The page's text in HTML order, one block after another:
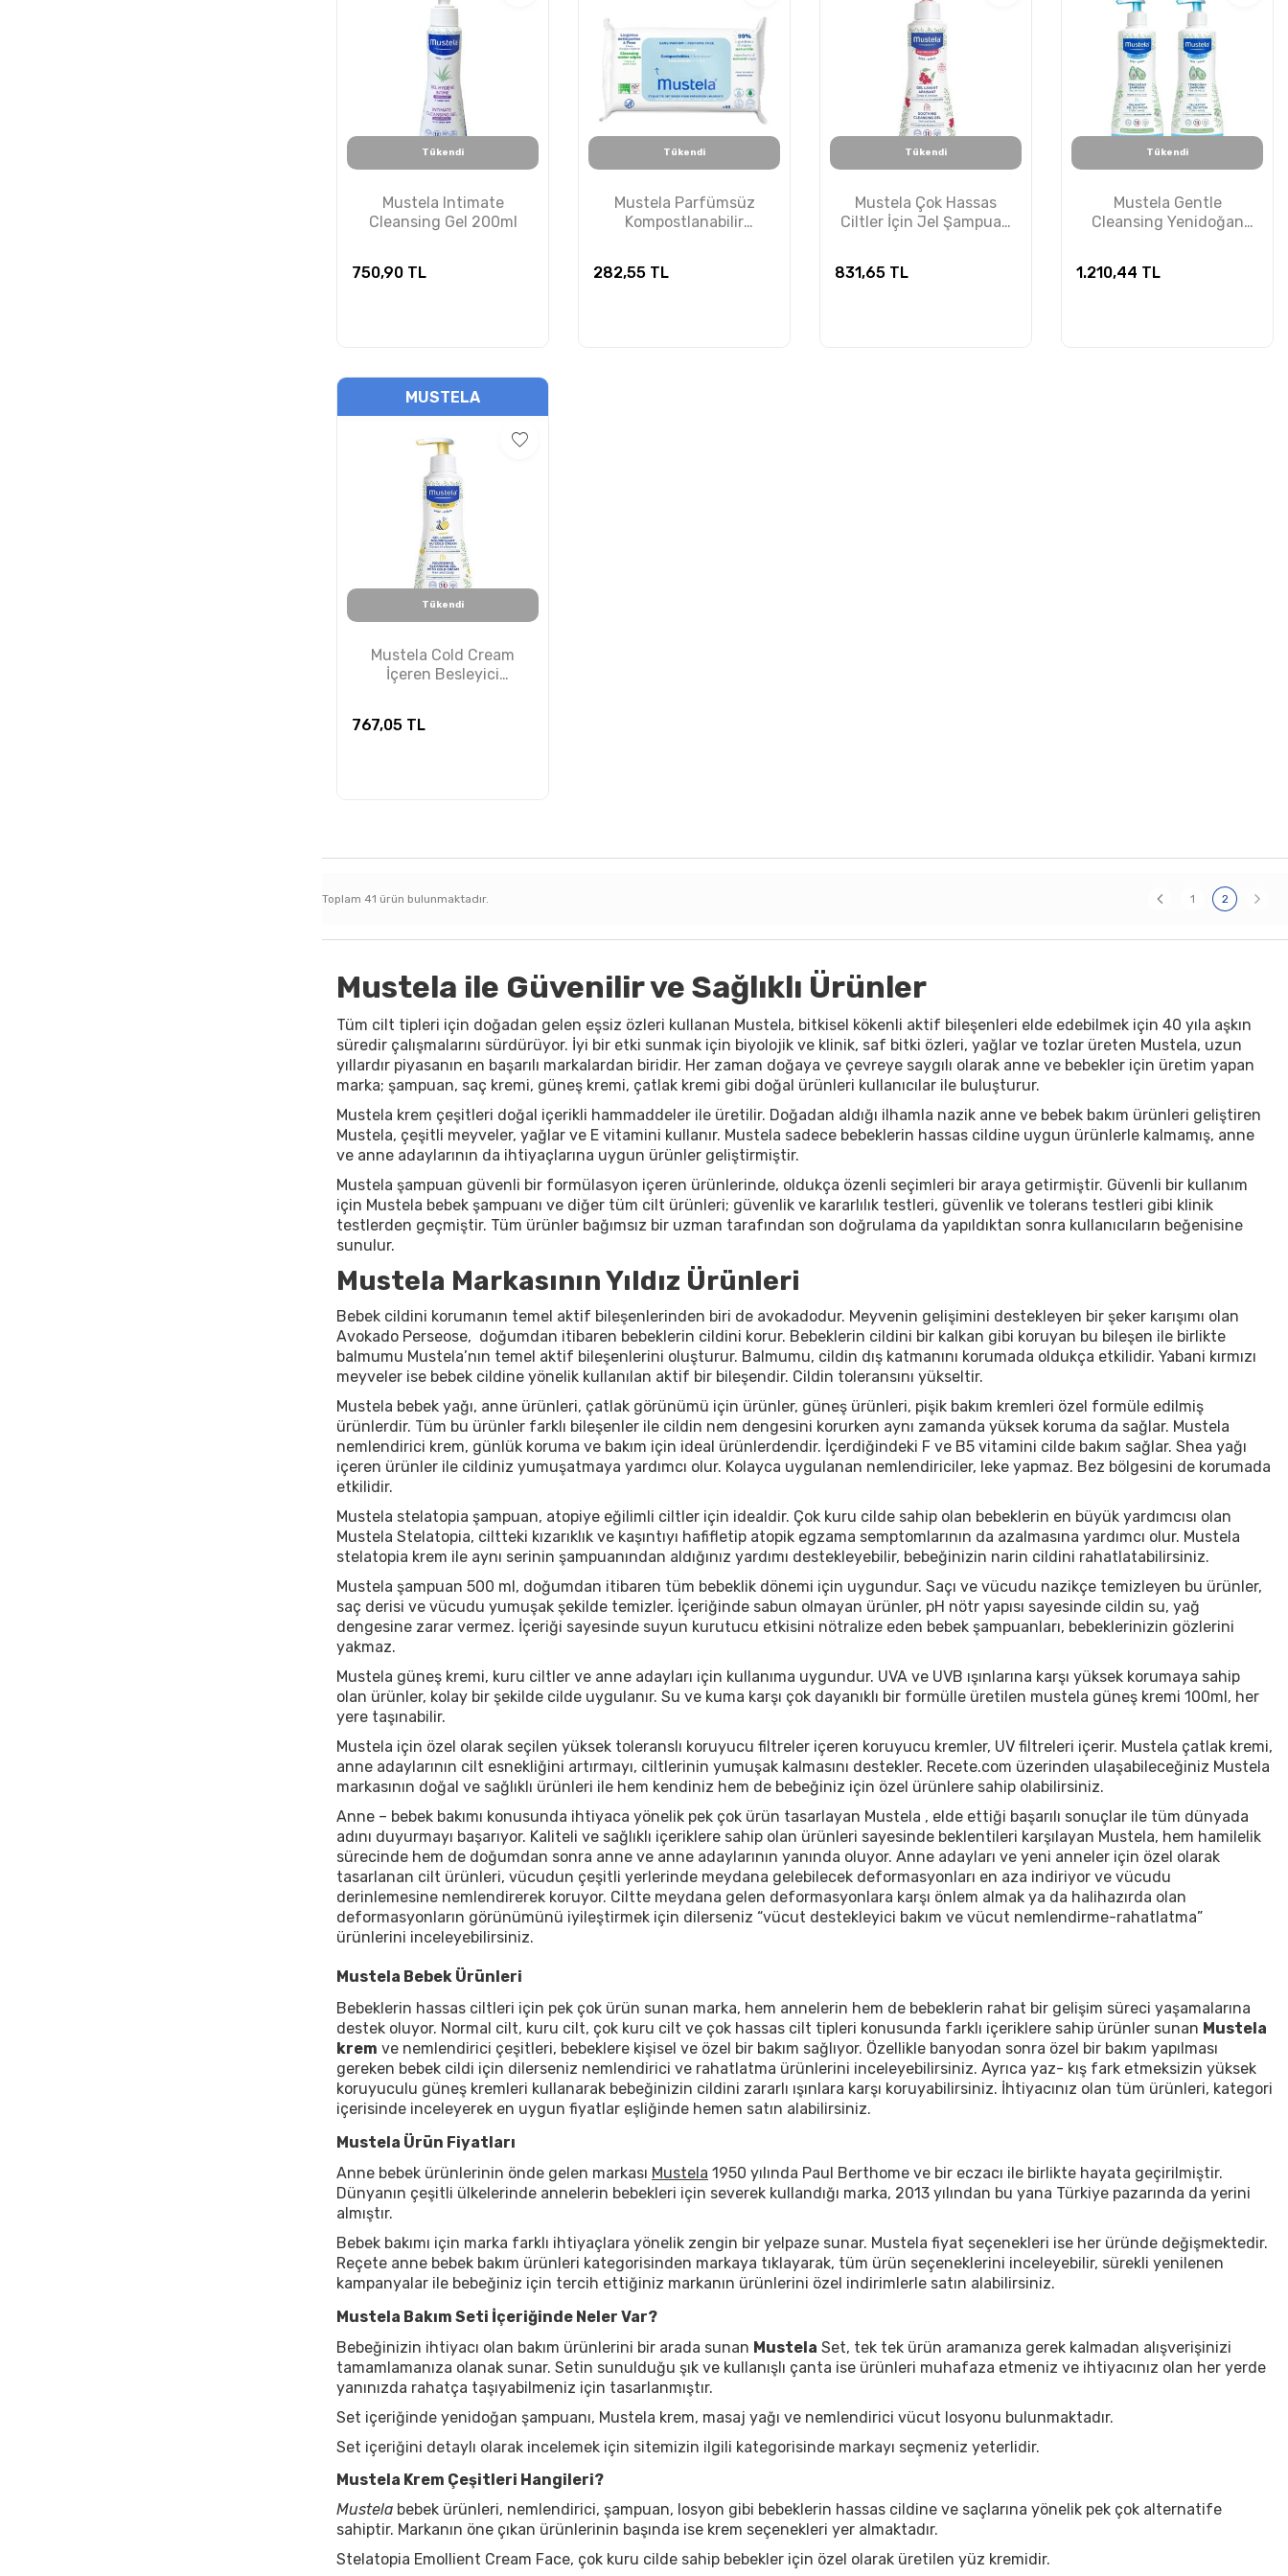
Tükendi
Mustela Intimate
Cleansing Gel 200ml
750,90 TL
Tükendi
Mustela Parfümsüz
Kompostlanabilir
282,55 TL
Tükendi
Mustela Çok Hassas
Ciltler İçin Jel Şampuan
831,65 TL
Tükendi
Mustela Gentle
Cleansing Yenidoğan
1.210,44 TL
MUSTELA
Tükendi
Mustela Cold Cream
İçeren Besleyici
767,05 TL
Toplam 41 ürün bulunmaktadır. 1 2
Mustela ile Güvenilir ve Sağlıklı Ürünler
Tüm cilt tipleri için doğadan gelen eşsiz özleri kullanan Mustela, bitkisel kökenli aktif bileşenleri elde edebilmek için 40 yıla aşkın
süredir çalışmalarını sürdürüyor. İyi bir etki sunmak için biyolojik ve klinik, saf bitki özleri, yağlar ve tozlar üreten Mustela, uzun
yıllardır piyasanın en başarılı markalardan biridir. Her zaman doğaya ve çevreye saygılı olarak anne ve bebekler için üretim yapan
marka; şampuan, saç kremi, güneş kremi, çatlak kremi gibi doğal ürünleri kullanıcılar ile buluşturur.
Mustela krem çeşitleri doğal içerikli hammaddeler ile üretilir. Doğadan aldığı ilhamla nazik anne ve bebek bakım ürünleri geliştiren
Mustela, çeşitli meyveler, yağlar ve E vitamini kullanır. Mustela sadece bebeklerin hassas cildine uygun ürünlerle kalmamış, anne
ve anne adaylarının da ihtiyaçlarına uygun ürünler geliştirmiştir.
Mustela şampuan güvenli bir formülasyon içeren ürünlerinde, oldukça özenli seçimleri bir araya getirmiştir. Güvenli bir kullanım
için Mustela bebek şampuanı ve diğer tüm cilt ürünleri; güvenlik ve kararlılık testleri, güvenlik ve tolerans testleri gibi klinik
testlerden geçmiştir. Tüm ürünler bağımsız bir uzman tarafından son doğrulama da yapıldıktan sonra kullanıcıların beğenisine
sunulur.
Mustela Markasının Yıldız Ürünleri
Bebek cildini korumanın temel aktif bileşenlerinden biri de avokadodur. Meyvenin gelişimini destekleyen bir şeker karışımı olan
Avokado Perseose, doğumdan itibaren bebeklerin cildini korur. Bebeklerin cildini bir kalkan gibi koruyan bu bileşen ile birlikte
balmumu Mustela’nın temel aktif bileşenlerini oluşturur. Balmumu, cildin dış katmanını korumada oldukça etkilidir. Yabani kırmızı
meyveler ise bebek cildine yönelik kullanılan aktif bir bileşendir. Cildin toleransını yükseltir.
Mustela bebek yağı, anne ürünleri, çatlak görünümü için ürünler, güneş ürünleri, pişik bakım kremleri özel formüle edilmiş
ürünlerdir. Tüm bu ürünler farklı bileşenler ile cildin nem dengesini korurken aynı zamanda yüksek koruma da sağlar. Mustela
nemlendirici krem, günlük koruma ve bakım için ideal ürünlerdendir. İçerdiğindeki F ve B5 vitamini cilde bakım sağlar. Shea yağı
içeren ürünler ile cildiniz yumuşatmaya yardımcı olur. Kolayca uygulanan nemlendiriciler, leke yapmaz. Bez bölgesini de korumada
etkilidir.
Mustela stelatopia şampuan, atopiye eğilimli ciltler için idealdir. Çok kuru cilde sahip olan bebeklerin en büyük yardımcısı olan
Mustela Stelatopia, ciltteki kızarıklık ve kaşıntıyı hafifletip atopik egzama semptomlarının da azalmasına yardımcı olur. Mustela
stelatopia krem ile aynı serinin şampuanından aldığınız yardımı destekleyebilir, bebeğinizin narin cildini rahatlatabilirsiniz.
Mustela şampuan 500 ml, doğumdan itibaren tüm bebeklik dönemi için uygundur. Saçı ve vücudu nazikçe temizleyen bu ürünler,
saç derisi ve vücudu yumuşak şekilde temizler. İçeriğinde sabun olmayan ürünler, pH nötr yapısı sayesinde cildin su, yağ
dengesine zarar vermez. İçeriği sayesinde suyun kurutucu etkisini nötralize eden bebek şampuanları, bebeklerinizin gözlerini
yakmaz.
Mustela güneş kremi, kuru ciltler ve anne adayları için kullanıma uygundur. UVA ve UVB ışınlarına karşı yüksek korumaya sahip
olan ürünler, kolay bir şekilde cilde uygulanır. Su ve kuma karşı çok dayanıklı bir formülle üretilen mustela güneş kremi 100ml, her
yere taşınabilir.
Mustela için özel olarak seçilen yüksek toleranslı koruyucu filtreler içeren koruyucu kremler, UV filtreleri içerir. Mustela çatlak kremi,
anne adaylarının cilt esnekliğini artırmayı, ciltlerinin yumuşak kalmasını destekler. Recete.com üzerinden ulaşabileceğiniz Mustela
markasının doğal ve sağlıklı ürünleri ile hem kendiniz hem de bebeğiniz için özel ürünlere sahip olabilirsiniz.
Anne – bebek bakımı konusunda ihtiyaca yönelik pek çok ürün tasarlayan Mustela , elde ettiği başarılı sonuçlar ile tüm dünyada
adını duyurmayı başarıyor. Kaliteli ve sağlıklı içeriklere sahip olan ürünleri sayesinde beklentileri karşılayan Mustela, hem hamilelik
sürecinde hem de doğumdan sonra anne ve anne adaylarının yanında oluyor. Anne adayları ve yeni anneler için özel olarak
tasarlanan cilt ürünleri, vücudun çeşitli yerlerinde meydana gelebilecek deformasyonları en aza indiriyor ve vücudu
derinlemesine nemlendirerek koruyor. Ciltte meydana gelen deformasyonlara karşı önlem almak ya da halihazırda olan
deformasyonların görünümünü iyileştirmek için dilerseniz “vücut destekleyici bakım ve vücut nemlendirme-rahatlatma”
ürünlerini inceleyebilirsiniz.
Mustela Bebek Ürünleri
Bebeklerin hassas ciltleri için pek çok ürün sunan marka, hem annelerin hem de bebeklerin rahat bir gelişim süreci yaşamalarına
destek oluyor. Normal cilt, kuru cilt, çok kuru cilt ve çok hassas cilt tipleri konusunda farklı içeriklere sahip ürünler sunan Mustela
krem ve nemlendirici çeşitleri, bebeklere kişisel ve özel bir bakım sağlıyor. Özellikle banyodan sonra özel bir bakım yapılması
gereken bebek cildi için dilerseniz nemlendirici ve rahatlatma ürünlerini inceleyebilirsiniz. Ayrıca yaz- kış fark etmeksizin yüksek
koruyuculu güneş kremleri kullanarak bebeğinizin cildini zararlı ışınlara karşı koruyabilirsiniz. İhtiyacınız olan tüm ürünleri, kategori
içerisinde inceleyerek en uygun fiyatlar eşliğinde hemen satın alabilirsiniz.
Mustela Ürün Fiyatları
Anne bebek ürünlerinin önde gelen markası Mustela 1950 yılında Paul Berthome ve bir eczacı ile birlikte hayata geçirilmiştir.
Dünyanın çeşitli ülkelerinde annelerin bebekleri için severek kullandığı marka, 2013 yılından bu yana Türkiye pazarında da yerini
almıştır.
Bebek bakımı için marka farklı ihtiyaçlara yönelik zengin bir yelpaze sunar. Mustela fiyat seçenekleri ise her üründe değişmektedir.
Reçete anne bebek bakım ürünleri kategorisinden markaya tıklayarak, tüm ürün seçeneklerini inceleyebilir, sürekli yenilenen
kampanyalar ile bebeğiniz için tercih ettiğiniz markanın ürünlerini özel indirimlerle satın alabilirsiniz.
Mustela Bakım Seti İçeriğinde Neler Var?
Bebeğinizin ihtiyacı olan bakım ürünlerini bir arada sunan Mustela Set, tek tek ürün aramanıza gerek kalmadan alışverişinizi
tamamlamanıza olanak sunar. Setin sunulduğu şık ve kullanışlı çanta ise ürünleri muhafaza etmeniz ve ihtiyacınız olan her yerde
yanınızda rahatça taşıyabilmeniz için tasarlanmıştır.
Set içeriğinde yenidoğan şampuanı, Mustela krem, masaj yağı ve nemlendirici vücut losyonu bulunmaktadır.
Set içeriğini detaylı olarak incelemek için sitemizin ilgili kategorisinde markayı seçmeniz yeterlidir.
Mustela Krem Çeşitleri Hangileri?
Mustela bebek ürünleri, nemlendirici, şampuan, losyon gibi bebeklerin hassas cildine ve saçlarına yönelik pek çok alternatife
sahiptir. Markanın öne çıkan ürünlerinin başında ise krem seçenekleri yer almaktadır.
Stelatopia Emollient Cream Face, çok kuru cilde sahip bebekler için özel olarak üretilen yüz kremidir.